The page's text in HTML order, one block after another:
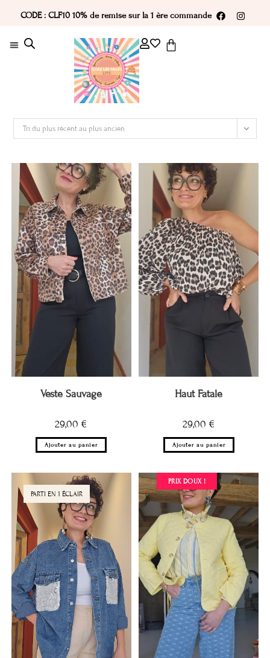
CODE : CLF10 10% de remise sur la 1 ère commande
Tri du plus récent au plus ancien
Veste Sauvage
29,00€
Ajouter au panier
Haut Fatale
29,00 €
Ajouter au panier
PRIX DOUX !